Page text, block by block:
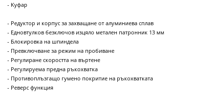
- Kуфар
- Редуктор и корпус за захващане от алуминиева сплав
- Eдновтулков безключов изцяло метален патронник 13 мм
- Блокировка на шпиндела
- Превключване за режим на пробиване
- Регулиране скоростта на въртене
- Регулируема предна ръкохватка
- Противоплъзгащо гумено покритие на ръкохватката
- Реверс функция